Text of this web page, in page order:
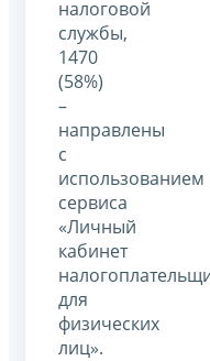
налоговой
службы,
1470
(58%)
–
направлены
с
использованием
сервиса
«Личный
кабинет
для
физических
лиц».